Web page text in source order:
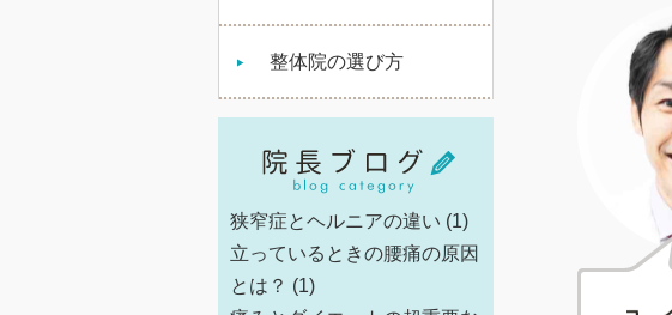
整体院の選び方
狭窄症とヘルニアの違い (1)
立っているときの腰痛の原因
とは？ (1)